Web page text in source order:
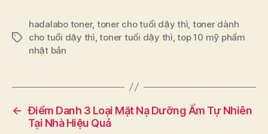
Tags
hadalabo toner, toner cho tuổi dậy thì toner dành
cho tuổi dậy thì ,toner tuổi dậy thì ,top 10 mỹ phẩm
nhật bản
← Điểm Danh 3 Loại Mặt Nạ Dưỡng Ẩm Tự Nhiên
Tại Nhà Hiệu Quả